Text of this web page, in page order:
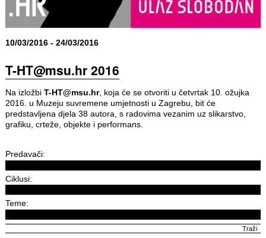
10/03/2016 - 24/03/2016
T-HT@msu.hr 2016
Na izložbi T-HT@msu.hr, koja će se otvoriti u četvrtak 10. ožujka
2016. u Muzeju suvremene umjetnosti u Zagrebu, bit će
predstavljena djela 38 autora, s radovima vezanim uz slikarstvo,
grafiku, crteže, objekte i performans.
Predavači:
Ciklusi:
Teme: